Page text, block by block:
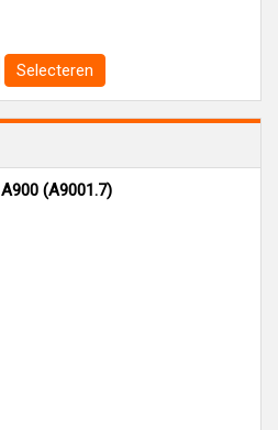
Selecteren
A900 (A9001.7)